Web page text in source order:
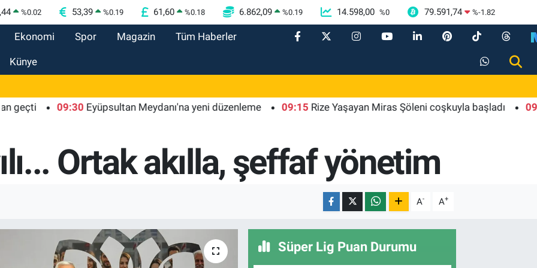
%0.02 53,39 %0.19 61,60 %0.18 6.862,09 %0.19 14.598,00 %0 79.591,74 %-1.82
Ekonomi Spor Magazin Tüm Haberler
Künye
09:30 Eyüpsultan Meydanı'na yeni düzenleme 09:15 Rize Yaşayan Miras Şöleni coşkuyla başladı 09:12
Ortak akılla, şeffaf yönetim
A- A+
Süper Lig Puan Durumu